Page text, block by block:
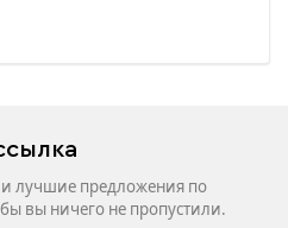
лучшие предложения по
вы ничего не пропустили.